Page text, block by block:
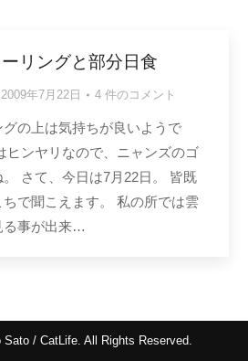
リングと部分日食
2009年7月22日 4 件のコメント
の上は気持ちが良いようで
ヒンヤリなので、ニャンズのゴ
さて、今日は7月22日。 皆既
で聞こえます。 私の所では雲
る事が出来…
/ CatLife. All Rights Reserved.